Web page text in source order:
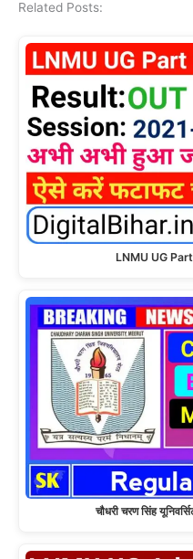
Related Posts:
LNMU UG
चौधरी चरण सिंह